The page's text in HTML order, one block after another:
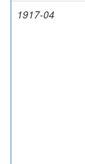
1917-04